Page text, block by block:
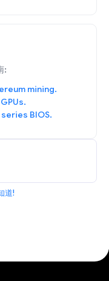
:
mining.
BIOS.
道!